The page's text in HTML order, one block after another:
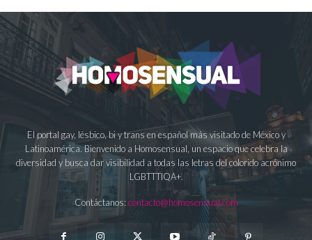
El portal gay, lésbico, bi y trans en español más visitado de México y
Latinoamérica. Bienvenido a Homosensual, un espacio que celebra la
diversidad y busca dar visibilidad a todas las letras del colorido acrónimo
LGBTTTIQA+.
Contáctanos: contacto@homosensual.com